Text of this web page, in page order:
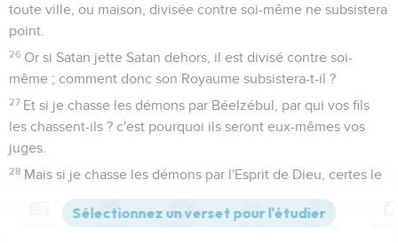
toute ville, ou maison, divisée contre soi-même ne subsistera
point.
26 Or si Satan jette Satan dehors, il est divisé contre soi-
même ; comment donc son Royaume subsistera-t-il ?
27 Et si je chasse les démons par Béelzébul, par qui vos fils
les chassent-ils ? c'est pourquoi ils seront eux-mêmes vos
juges.
28 Mais si je chasse les démons par l'Esprit de Dieu, certes le
Royaume de Dieu est venu jusqu'à vous.
Ou, comment quelqu'un pourra-t-il entrer dans la maison
Versions Commentaires Strong